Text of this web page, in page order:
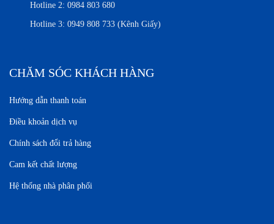
Hotline 2: 0984 803 680
Hotline 3: 0949 808 733 (Kênh Giấy)
CHĂM SÓC KHÁCH HÀNG
Hướng dẫn thanh toán
Điều khoản dịch vụ
Chính sách đổi trả hàng
Cam kết chất lượng
Hệ thống nhà phân phối